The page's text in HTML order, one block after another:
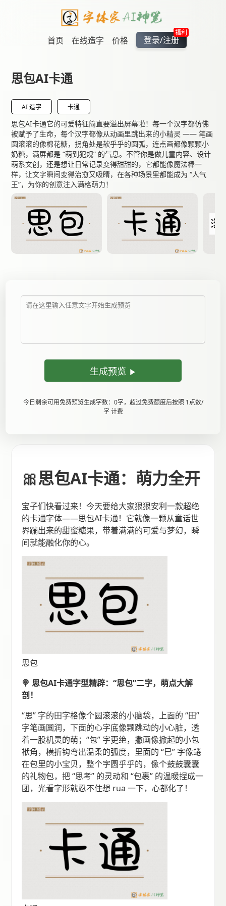
首页 在线造字 价格
福利
登录/注册
思包AI卡通
AI 造字 卡通
思包AI卡通它的可爱特征简直要溢出屏幕啦！每一个汉字都仿佛
被赋予了生命，每个汉字都像从动画里跳出来的小精灵 —— 笔画
圆滚滚的像棉花糖，拐角处是软乎乎的圆弧，连点画都像颗颗小
奶糖，满屏都是 “萌到犯规” 的气息。不管你是做儿童内容、设计
萌系文创，还是想让日常记录变得甜甜的，它都能像魔法棒一
样，让文字瞬间变得治愈又吸睛，在各种场景里都能成为 “人气
王”，为你的创意注入满格萌力！
生成预览
今日剩余可用免费预览生成字数：0字，超过免费额度后按照 1点数/
字 计费
🎀思包AI卡通：萌力全开
宝子们快看过来！今天要给大家狠狠安利一款超绝
的卡通字体——思包AI卡通！它就像一颗从童话世
界蹦出来的甜蜜糖果，带着满满的可爱与梦幻，瞬
间就能融化你的心。
思包
🍭 思包AI卡通字型精辟：“思包”二字，萌点大解
剖！
“思” 字的田字格像个圆滚滚的小脑袋，上面的 “田”
字笔画圆润，下面的心字底像颗跳动的小心脏，透
着一股机灵的萌；“包” 字更绝，撇画像掀起的小包
袱角，横折钩弯出温柔的弧度，里面的 “巳” 字像蜷
在包里的小宝贝，整个字圆乎乎的，像个鼓鼓囊囊
的礼物包，把 “思考” 的灵动和 “包裹” 的温暖捏成一
团，光看字形就忍不住想 rua 一下，心都化了！